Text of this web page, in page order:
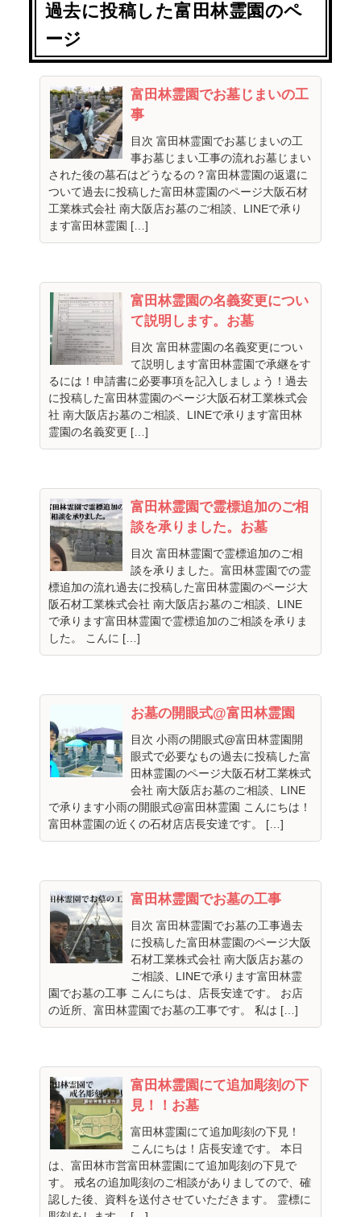
過去に投稿した富田林霊園のペ
ージ
富田林霊園でお墓じまいの工
事
目次 富田林霊園でお墓じまいの工
事お墓じまい工事の流れお墓じまい
された後の墓石はどうなるの？富田林霊園の返還に
ついて過去に投稿した富田林霊園のページ大阪石材
工業株式会社 南大阪店お墓のご相談、LINEで承り
ます富田林霊園 […]
富田林霊園の名義変更につい
て説明します。お墓
目次 富田林霊園の名義変更につい
て説明します富田林霊園で承継をす
るには！申請書に必要事項を記入しましょう！過去
に投稿した富田林霊園のページ大阪石材工業株式会
社 南大阪店お墓のご相談、LINEで承ります富田林
霊園の名義変更 […]
富田林霊園で霊標追加のご相
談を承りました。お墓
目次 富田林霊園で霊標追加のご相
談を承りました。富田林霊園での霊
標追加の流れ過去に投稿した富田林霊園のページ大
阪石材工業株式会社 南大阪店お墓のご相談、LINE
で承ります富田林霊園で霊標追加のご相談を承りま
した。 こんに […]
お墓の開眼式@富田林霊園
目次 小雨の開眼式@富田林霊園開
眼式で必要なもの過去に投稿した富
田林霊園のページ大阪石材工業株式
会社 南大阪店お墓のご相談、LINE
で承ります小雨の開眼式@富田林霊園 こんにちは！
富田林霊園の近くの石材店店長安達です。 […]
富田林霊園でお墓の工事
目次 富田林霊園でお墓の工事過去
に投稿した富田林霊園のページ大阪
石材工業株式会社 南大阪店お墓の
ご相談、LINEで承ります富田林霊
園でお墓の工事 こんにちは、店長安達です。 お店
の近所、富田林霊園でお墓の工事です。 私は […]
富田林霊園にて追加彫刻の下
見！！お墓
富田林霊園にて追加彫刻の下見！
こんにちは！店長安達です。 本日
は、富田林市営富田林霊園にて追加彫刻の下見で
す。 戒名の追加彫刻のご相談がありましてので、確
認した後、資料を送付させていただきます。 霊標に